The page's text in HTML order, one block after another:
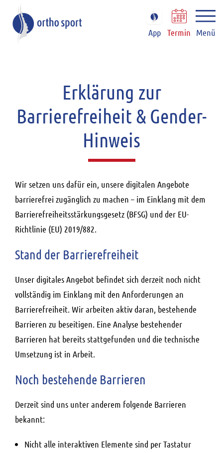
App Termin Menü
Erklärung zur
Barrierefreiheit & Gender-
Hinweis
Wir setzen uns dafür ein, unsere digitalen Angebote
barrierefrei zugänglich zu machen – im Einklang mit dem
Barrierefreiheitsstärkungsgesetz (BFSG) und der EU-
Richtlinie (EU) 2019/882.
Stand der Barrierefreiheit
Unser digitales Angebot befindet sich derzeit noch nicht
vollständig im Einklang mit den Anforderungen an
Barrierefreiheit. Wir arbeiten aktiv daran, bestehende
Barrieren zu beseitigen. Eine Analyse bestehender
Barrieren hat bereits stattgefunden und die technische
Umsetzung ist in Arbeit.
Noch bestehende Barrieren
Derzeit sind uns unter anderem folgende Barrieren
bekannt:
Nicht alle interaktiven Elemente sind per Tastatur